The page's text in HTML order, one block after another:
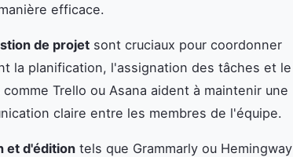
efficace.
de projet sont cruciaux pour coordonner
la planification, l'assignation des tâches et le
Trello ou Asana aident à maintenir une
claire entre les membres de l'équipe.
et d'édition tels que Grammarly ou Hemingway